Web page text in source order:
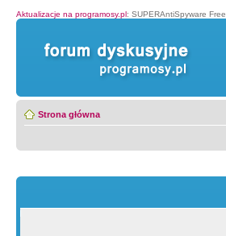
Aktualizacje na programosy.pl: SUPERAntiSpyware Free
Strona główna